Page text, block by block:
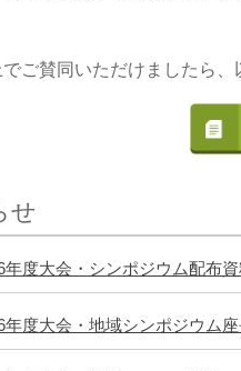
ご賛同いただけましたら、
せ
年度大会・シンポジウム配布
年度大会・地域シンポジウム